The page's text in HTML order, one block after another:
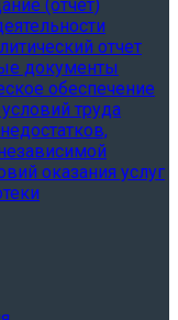
(отчет)
отчет
документы
обеспечение
труда
оказания услуг